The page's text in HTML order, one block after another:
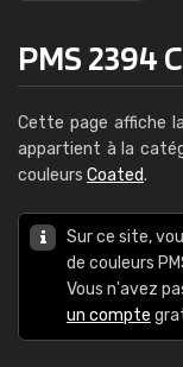
PMS 2394 C
Cette page affiche
appartient à la
couleurs Coated.
Sur ce site,
de couleurs
Vous n'avez
un compte